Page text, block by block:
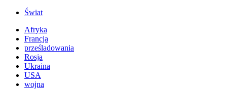
Świat
Afryka
Francja
prześladowania
Rosja
Ukraina
USA
wojna